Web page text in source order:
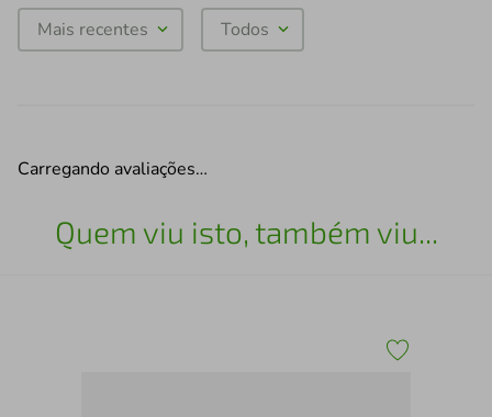
Mais recentes Todos
Carregando avaliações…
Quem viu isto, também viu...